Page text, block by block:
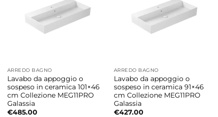
ARREDO BAGNO
Lavabo da appoggio o
sospeso in ceramica 101×46
cm Collezione MEG11PRO
Galassia
€485.00
ARREDO BAGNO
Lavabo da appoggio o
sospeso in ceramica 91×46
cm Collezione MEG11PRO
Galassia
€427.00